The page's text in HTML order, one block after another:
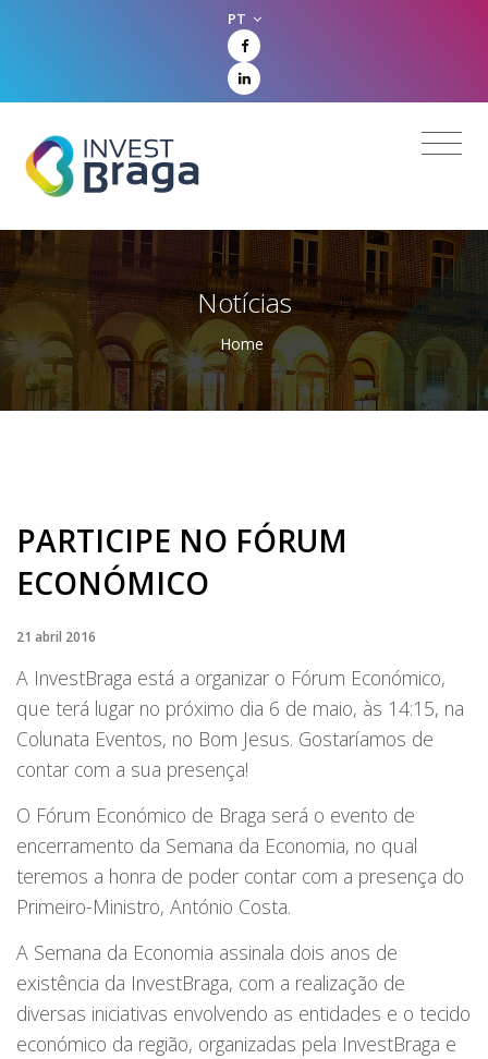
PT
Notícias
Home
PARTICIPE NO FÓRUM
ECONÓMICO
21 abril 2016
A InvestBraga está a organizar o Fórum Económico,
que terá lugar no próximo dia 6 de maio, às 14:15, na
Colunata Eventos, no Bom Jesus. Gostaríamos de
contar com a sua presença!
O Fórum Económico de Braga será o evento de
encerramento da Semana da Economia, no qual
teremos a honra de poder contar com a presença do
Primeiro-Ministro, António Costa.
A Semana da Economia assinala dois anos de
existência da InvestBraga, com a realização de
diversas iniciativas envolvendo as entidades e o tecido
económico da região, organizadas pela InvestBraga e